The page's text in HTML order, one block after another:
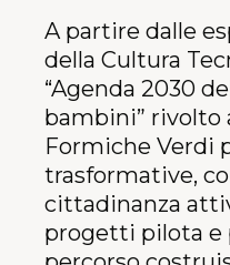
A partire dalle
della Cultura
“Agenda 2030
bambini” rivolto
Formiche Verdi
trasformative,
cittadinanza
progetti pilota e